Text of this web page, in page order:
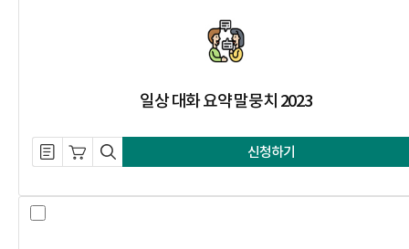
일상 대화 요약 말뭉치 2023
설명 자료 내려받기
장바구니 담기
미리보기 신청하기